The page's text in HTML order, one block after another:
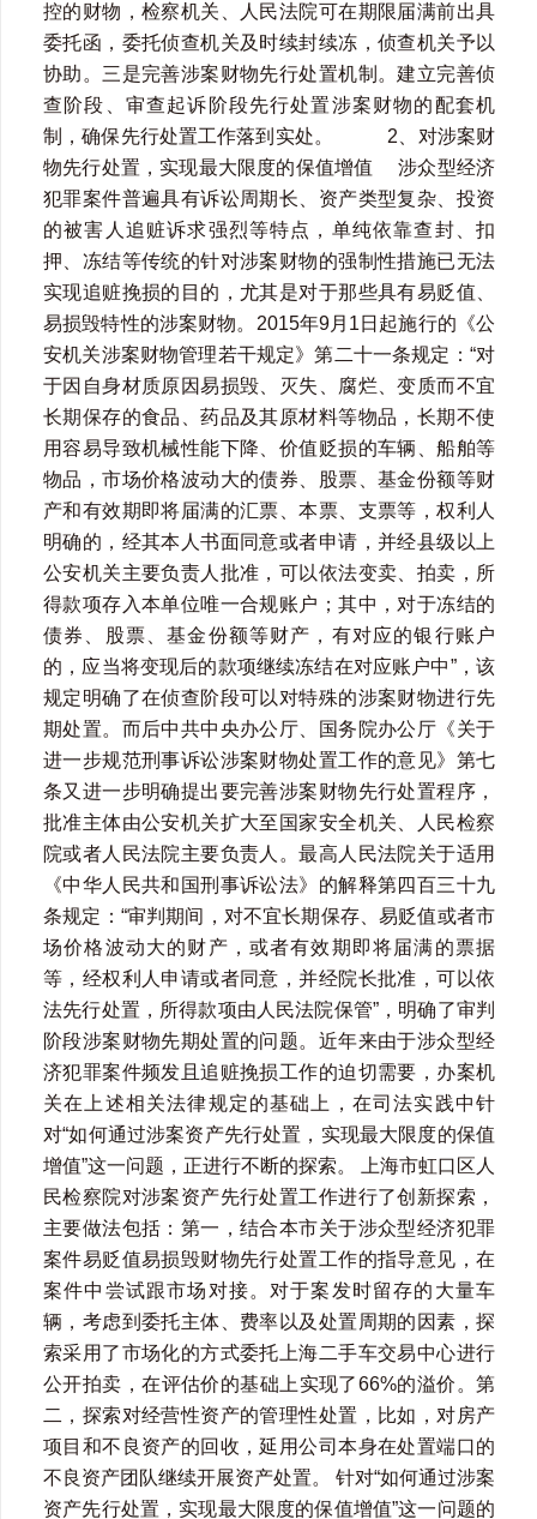
控的财物，检察机关、人民法院可在期限届满前出具
委托函，委托侦查机关及时续封续冻，侦查机关予以
协助。三是完善涉案财物先行处置机制。建立完善侦
查阶段、审查起诉阶段先行处置涉案财物的配套机
制，确保先行处置工作落到实处。 2、对涉案财
物先行处置，实现最大限度的保值增值 涉众型经济
犯罪案件普遍具有诉讼周期长、资产类型复杂、投资
的被害人追赃诉求强烈等特点，单纯依靠查封、扣
押、冻结等传统的针对涉案财物的强制性措施已无法
实现追赃挽损的目的，尤其是对于那些具有易贬值、
易损毁特性的涉案财物。2015年9月1日起施行的《公
安机关涉案财物管理若干规定》第二十一条规定：“对
于因自身材质原因易损毁、灭失、腐烂、变质而不宜
长期保存的食品、药品及其原材料等物品，长期不使
用容易导致机械性能下降、价值贬损的车辆、船舶等
物品，市场价格波动大的债券、股票、基金份额等财
产和有效期即将届满的汇票、本票、支票等，权利人
明确的，经其本人书面同意或者申请，并经县级以上
公安机关主要负责人批准，可以依法变卖、拍卖，所
得款项存入本单位唯一合规账户；其中，对于冻结的
债券、股票、基金份额等财产，有对应的银行账户
的，应当将变现后的款项继续冻结在对应账户中”，该
规定明确了在侦查阶段可以对特殊的涉案财物进行先
期处置。而后中共中央办公厅、国务院办公厅《关于
进一步规范刑事诉讼涉案财物处置工作的意见》第七
条又进一步明确提出要完善涉案财物先行处置程序，
批准主体由公安机关扩大至国家安全机关、人民检察
院或者人民法院主要负责人。最高人民法院关于适用
《中华人民共和国刑事诉讼法》的解释第四百三十九
条规定：“审判期间，对不宜长期保存、易贬值或者市
场价格波动大的财产，或者有效期即将届满的票据
等，经权利人申请或者同意，并经院长批准，可以依
法先行处置，所得款项由人民法院保管”，明确了审判
阶段涉案财物先期处置的问题。近年来由于涉众型经
济犯罪案件频发且追赃挽损工作的迫切需要，办案机
关在上述相关法律规定的基础上，在司法实践中针
对“如何通过涉案资产先行处置，实现最大限度的保值
增值”这一问题，正进行不断的探索。 上海市虹口区人
民检察院对涉案资产先行处置工作进行了创新探索，
主要做法包括：第一，结合本市关于涉众型经济犯罪
案件易贬值易损毁财物先行处置工作的指导意见，在
案件中尝试跟市场对接。对于案发时留存的大量车
辆，考虑到委托主体、费率以及处置周期的因素，探
索采用了市场化的方式委托上海二手车交易中心进行
公开拍卖，在评估价的基础上实现了66%的溢价。第
二，探索对经营性资产的管理性处置，比如，对房产
项目和不良资产的回收，延用公司本身在处置端口的
不良资产团队继续开展资产处置。 针对“如何通过涉案
资产先行处置，实现最大限度的保值增值”这一问题的